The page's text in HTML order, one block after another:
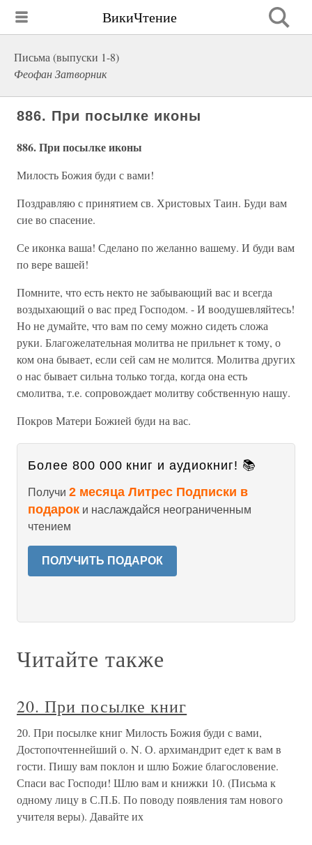
ВикиЧтение
Письма (выпуски 1-8)
Феофан Затворник
886. При посылке иконы
886. При посылке иконы
Милость Божия буди с вами!
Поздравляю с принятием св. Христовых Таин. Буди вам
сие во спасение.
Се иконка ваша! Сделано по желанно вашему. И буди вам
по вере вашей!
Помните, что есть некто не забывающий вас и всегда
воздыхающий о вас пред Господом. - И воодушевляйтесь!
Но не думайте, что вам по сему можно сидеть сложа
руки. Благожелательная молитва не прильнет к тому, о
ком она бывает, если сей сам не молится. Молитва других
о нас бывает сильна только тогда, когда она есть
смолитва, т.е. сопровождает молитву собственную нашу.
Покров Матери Божией буди на вас.
Более 800 000 книг и аудиокниг! 📚
Получи 2 месяца Литрес Подписки в
подарок и наслаждайся неограниченным
чтением
ПОЛУЧИТЬ ПОДАРОК
Читайте также
20. При посылке книг
20. При посылке книг Милость Божия буди с вами,
Достопочтеннейший о. N. О. архимандрит едет к вам в
гости. Пишу вам поклон и шлю Божие благословение.
Спаси вас Господи! Шлю вам и книжки 10. (Письма к
одному лицу в С.П.Б. По поводу появления там нового
учителя веры). Давайте их